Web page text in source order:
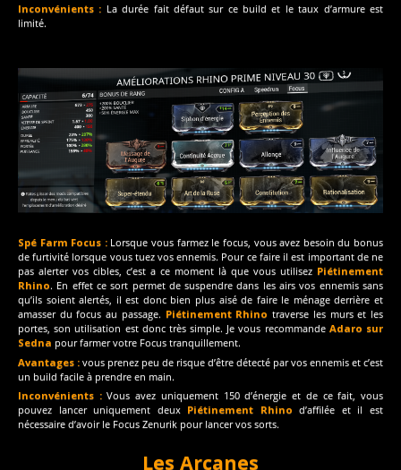
Inconvénients : La durée fait défaut sur ce build et le taux d’armure est
limité.
Spé Farm Focus :Lorsque vous farmez le focus, vous avez besoin du bonus
de furtivité lorsque vous tuez vos ennemis. Pour ce faire il est important de ne
pas alerter vos cibles, c’est a ce moment là que vous utilisez Piétinement
Rhino. En effet ce sort permet de suspendre dans les airs vos ennemis sans
qu’ils soient alertés, il est donc bien plus aisé de faire le ménage derrière et
amasser du focus au passage. Piétinement Rhinotraverse les murs et les
portes, son utilisation est donc très simple. Je vous recommande Adaro sur
Sedna pour farmer votre Focus tranquillement.
Avantages : vous prenez peu de risque d’être détecté par vos ennemis et c’est
un build facile à prendre en main.
Inconvénients :Vous avez uniquement 150 d’énergie et de ce fait, vous
pouvez lancer uniquement deux Piétinement Rhinod’affilée et il est
nécessaire d’avoir le Focus Zenurik pour lancer vos sorts.
Les Arcanes